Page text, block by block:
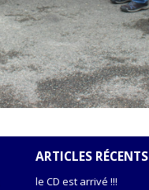
ARTICLES RÉCENTS
le CD est arrivé !!!